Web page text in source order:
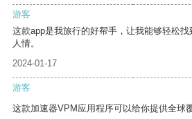
游客
这款app是我旅行的好帮手，让我能够轻松
人情。
2024-01-17
游客
这款加速器VPM应用程序可以给你提供全球